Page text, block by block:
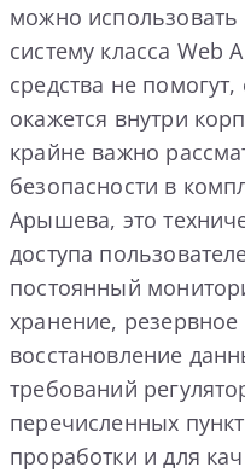
можно использовать
систему класса Web
средства не
окажется внутри
крайне важно
безопасности в
Арышева, это
доступа
постоянный
хранение,
восстановление
требований
перечисленных
проработки и для